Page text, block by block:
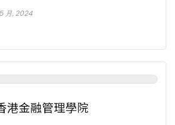
月, 2024
港金融管理學院